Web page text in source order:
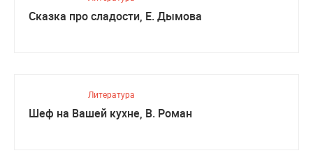
Сказка про сладости, Е. Дымова
Литература
Шеф на Вашей кухне, В. Роман